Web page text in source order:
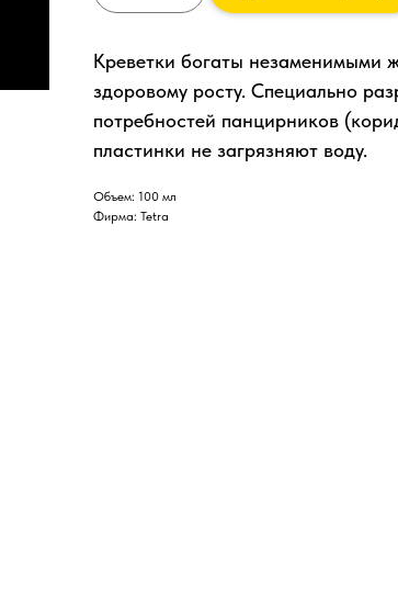
Креветки богаты незаменимыми
здоровому росту. Специально
потребностей панцирников
пластинки не загрязняют воду.
Объем: 100 мл
Фирма: Tetra